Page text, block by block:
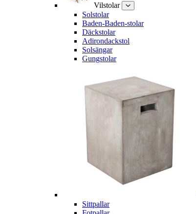
Vilstolar
Solstolar
Baden-Baden-stolar
Däckstolar
Adirondackstol
Solsängar
Gungstolar
Sittpallar